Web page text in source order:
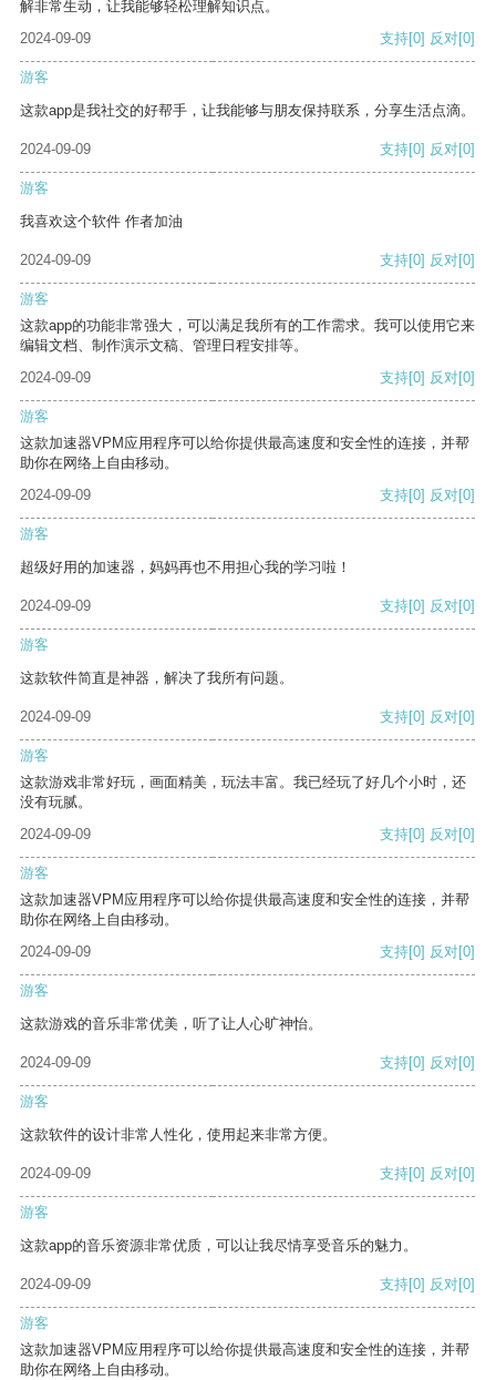
解非常生动，让我能够轻松理解知识点。
2024-09-09
支持[0] 反对[0]
游客
这款app是我社交的好帮手，让我能够与朋友保持联系，分享生活点滴。
2024-09-09 支持[0] 反对[0]
游客
我喜欢这个软件 作者加油
2024-09-09 支持[0] 反对[0]
游客
这款app的功能非常强大，可以满足我所有的工作需求。我可以使用它来
编辑文档、制作演示文稿、管理日程安排等。
2024-09-09
支持[0] 反对[0]
游客
这款加速器VPM应用程序可以给你提供最高速度和安全性的连接，并帮
助你在网络上自由移动。
2024-09-09
支持[0] 反对[0]
游客
超级好用的加速器，妈妈再也不用担心我的学习啦！
2024-09-09 支持[0] 反对[0]
游客
这款软件简直是神器，解决了我所有问题。
2024-09-09 支持[0] 反对[0]
游客
这款游戏非常好玩，画面精美，玩法丰富。我已经玩了好几个小时，还
没有玩腻。
2024-09-09
支持[0] 反对[0]
游客
这款加速器VPM应用程序可以给你提供最高速度和安全性的连接，并帮
助你在网络上自由移动。
2024-09-09
支持[0] 反对[0]
游客
这款游戏的音乐非常优美，听了让人心旷神怡。
2024-09-09 支持[0] 反对[0]
游客
这款软件的设计非常人性化，使用起来非常方便。
2024-09-09 支持[0] 反对[0]
游客
这款app的音乐资源非常优质，可以让我尽情享受音乐的魅力。
2024-09-09 支持[0] 反对[0]
游客
这款加速器VPM应用程序可以给你提供最高速度和安全性的连接，并帮
助你在网络上自由移动。